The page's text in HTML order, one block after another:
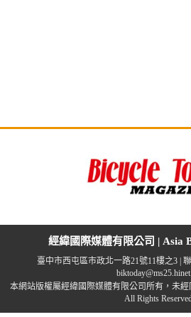
經緯國際媒體有限公司 | Asia
臺中市西屯區市政北一路21號11樓之3 |
本網站版權屬經緯國際媒體有限公司所有，未
All Rights